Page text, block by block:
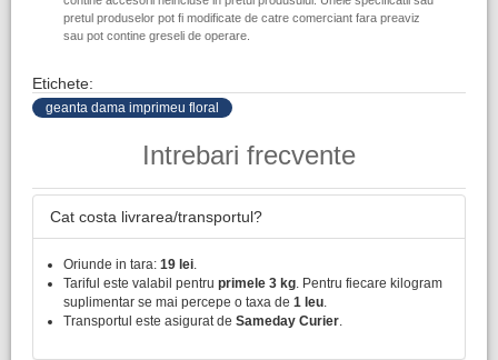
pretul produselor pot fi modificate de catre comerciant fara preaviz
sau pot contine greseli de operare.
Etichete:
geanta dama imprimeu floral
Intrebari frecvente
Cat costa livrarea/transportul?
Oriunde in tara: 19 lei.
Tariful este valabil pentru primele 3 kg. Pentru fiecare kilogram
suplimentar se mai percepe o taxa de 1 leu.
Transportul este asigurat de Sameday Curier.